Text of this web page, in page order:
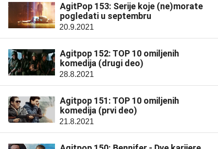
AgitPop 153: Serije koje (ne)morate
pogledati u septembru
20.9.2021
Agitpop 152: TOP 10 omiljenih
komedija (drugi deo)
28.8.2021
Agitpop 151: TOP 10 omiljenih
komedija (prvi deo)
21.8.2021